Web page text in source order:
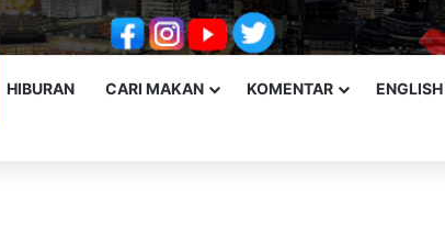
HIBURAN CARI MAKAN KOMENTAR